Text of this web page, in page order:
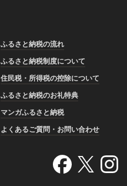
ふるさと納税の流れ
ふるさと納税制度について
住民税・所得税の控除について
ふるさと納税のお礼特典
マンガふるさと納税
よくあるご質問・お問い合わせ